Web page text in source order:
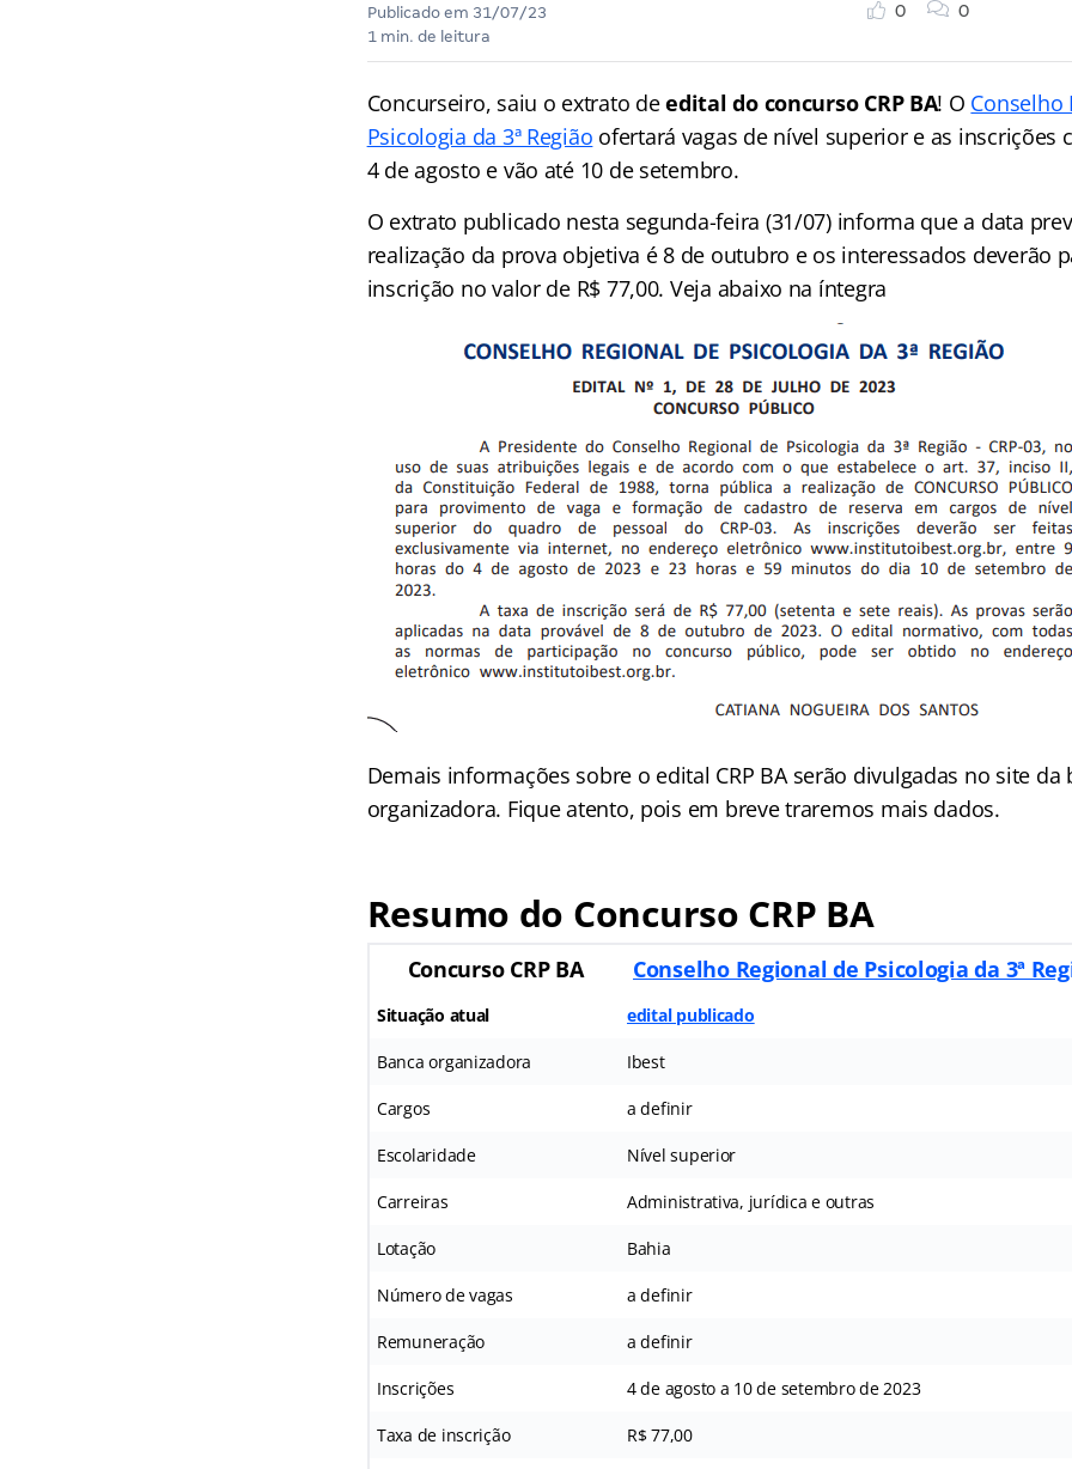
Publicado em 31/07/23
1 min. de leitura
0 0
Concurseiro, saiu o extrato deedital do concurso CRP BA! O Conselho
Psicologia da 3ª Região ofertará vagas de nível superior e as inscrições
4 de agosto e vão até 10 de setembro.
O extrato publicado nesta segunda-feira (31/07) informa que a data
realização da prova objetiva é 8 de outubro e os interessados deverão
inscrição no valor de R$ 77,00. Veja abaixo na íntegra
Demais informações sobre o edital CRP BA serão divulgadas no site da
organizadora. Fique atento, pois em breve traremos mais dados.
Resumo do Concurso CRP BA
Concurso CRP BA Conselho Regional de Psicologia da 3ª
Situação atual edital publicado
Banca organizadora Ibest
Cargos a definir
Escolaridade Nível superior
Carreiras Administrativa, jurídica e outras
Lotação Bahia
Número de vagas a definir
Remuneração a definir
Inscrições 4 de agosto a 10 de setembro de 2023
Taxa de inscrição R$ 77,00